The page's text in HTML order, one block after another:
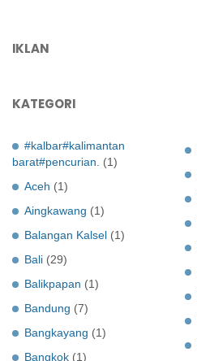
IKLAN
KATEGORI
#kalbar#kalimantan
barat#pencurian.
(1)
Aceh (1)
Aingkawang (1)
Balangan Kalsel (1)
Bali (29)
Balikpapan (1)
Bandung (7)
Bangkayang (1)
Bangkok (1)